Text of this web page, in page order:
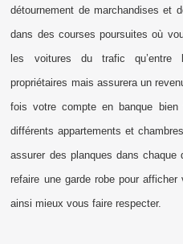
détournement de marchandises et
dans des courses poursuites où
les voitures du trafic
propriétaires mais assurera un
fois votre compte en banque
différents appartements et
assurer des planques dans
refaire une garde robe pour
ainsi mieux vous faire respecter.